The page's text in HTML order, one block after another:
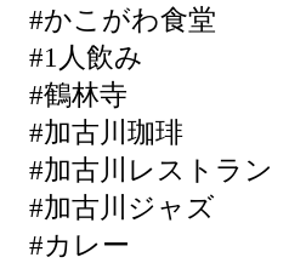
#かこがわ食堂
#1人飲み
#鶴林寺
#加古川珈琲
#加古川レストラン
#加古川ジャズ
#カレー